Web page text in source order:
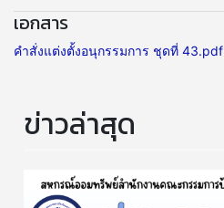
เอกสาร
คำสั่งแต่งตั้งอนุกรรมการ ชุดที่ 43.pdf
ข่าวล่าสุด